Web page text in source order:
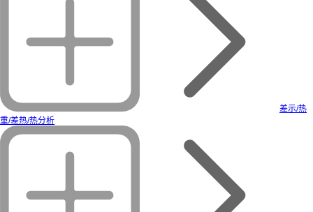
差示/热
重/差热/热分析